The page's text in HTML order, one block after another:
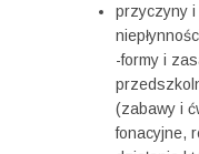
przyczyny i
-formy i
(zabawy i
fonacyjne,